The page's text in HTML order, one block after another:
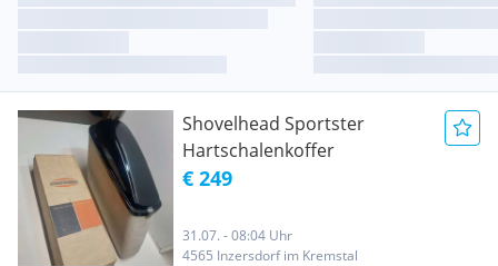
Shovelhead Sportster
Hartschalenkoffer
€ 249
31.07. - 08:04 Uhr
4565 Inzersdorf im Kremstal